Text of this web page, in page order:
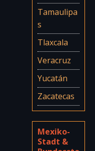
Tamaulipa
s
Tlaxcala
Veracruz
Yucatán
Zacatecas
Mexiko-
Stadt &